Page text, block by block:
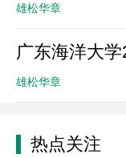
雄松华章
广东海洋大
雄松华章
热点关注